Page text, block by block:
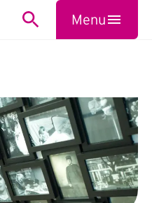
Zoeken
Menu
Sluiten